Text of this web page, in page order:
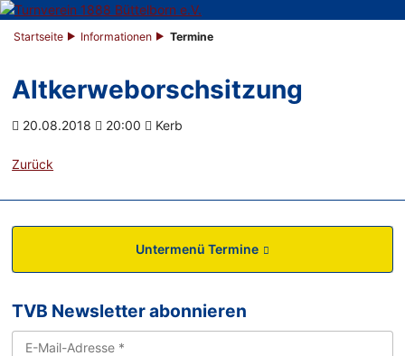
Startseite Informationen Termine
Altkerweborschsitzung
20.08.2018 20:00 Kerb
Zurück
Untermenü Termine
TVB Newsletter abonnieren